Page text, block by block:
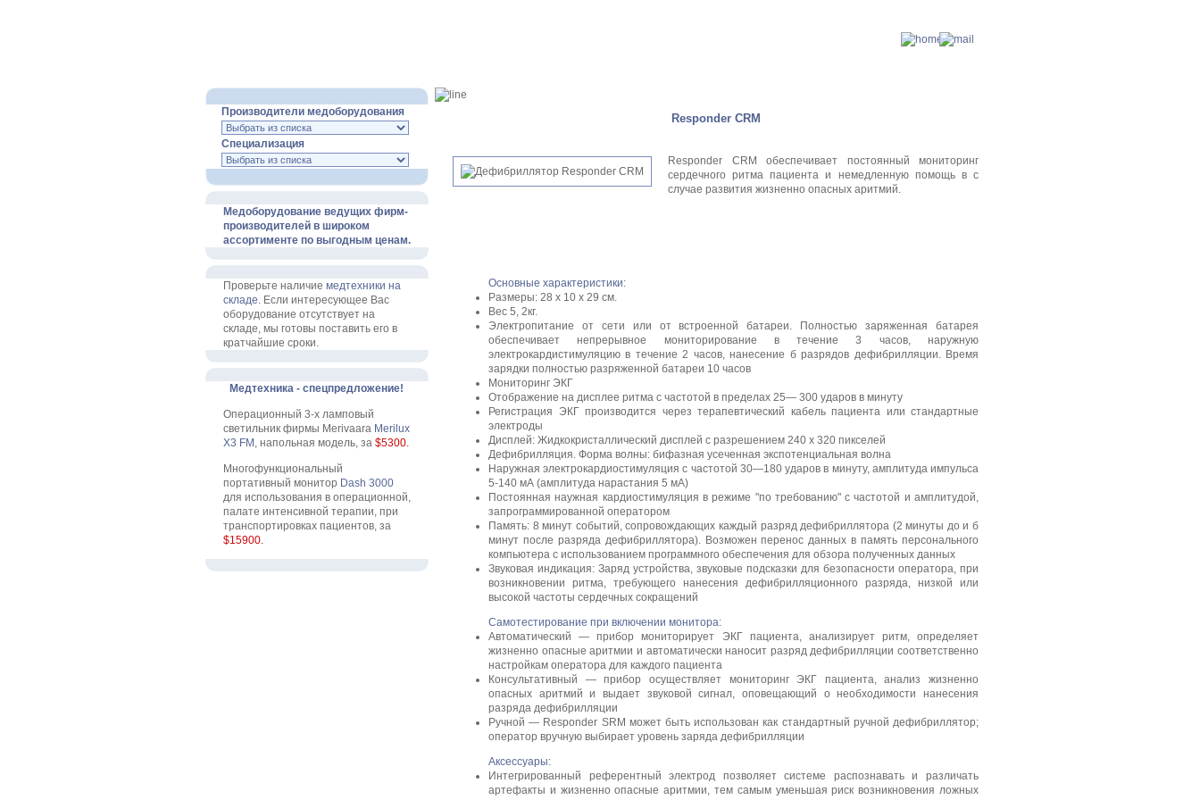
Производители медоборудования
Специализация
Медоборудование ведущих фирм-
производителей в широком
ассортименте по выгодным ценам.
Проверьте наличие медтехники на
складе. Если интересующее Вас
оборудование отсутствует на
складе, мы готовы поставить его в
кратчайшие сроки.
Медтехника - спецпредложение!
Операционный 3-х ламповый
светильник фирмы Merivaara Merilux
X3 FM , напольная модель, за $5300.
Многофункциональный
портативный монитор Dash 3000
для использования в операционной,
палате интенсивной терапии, при
транспортировках пациентов, за
$15900.
Responder CRM
Responder CRM обеспечивает постоянный мониторинг
сердечного ритма пациента и немед­ленную помощь в с
случае развития жизненно опас­ных аритмий.
Основные характеристики:
Размеры: 28 х 10 х 29 см.
Вес 5, 2кг.
Электропитание от сети или от встроенной батареи. Полностью заряженная батарея
обеспечивает непрерывное мониторирование в течение 3 часов, наружную
электрокардистимуляцию в течение 2 часов, нанесение б разрядов дефибрилляции. Время
зарядки полностью разряженной батареи 10 часов
Мониторинг ЭКГ
Отображение на дисплее ритма с частотой в пределах 25— 300 ударов в минуту
Регистрация ЭКГ производится через терапевтический кабель пациента или стандартные
электроды
Дисплей: Жидкокристаллический дисплей с разрешением 240 х 320 пикселей
Дефибрилляция. Форма волны: бифазная усеченная экспотенциальная волна
Наружная электрокардиостимуляция с частотой 30—180 уда­ров в минуту, амплитуда импульса
5-140 мА (амплитуда нарас­тания 5 мА)
Постоянная наужная кардиостимуляция в режиме "по тре­бованию" с частотой и амплитудой,
запрограммированной оператором
Память: 8 минут событий, сопровождающих каждый разряд дефи­бриллятора (2 минуты до и б
минут после разряда дефиб­риллятора). Возможен перенос данных в память персонального
компь­ютера с использованием программного обеспечения для обзора полученных данных
Звуковая индикация: Заряд устройства, звуковые подсказки для безопасности оператора, при
возникновении ритма, требующего нанесе­ния дефибрилляционного разряда, низкой или
высокой ча­стоты сердечных сокращений
Самотестирование при включении монитора:
Автоматический — прибор мониторирует ЭКГ пациента, анализирует ритм, определяет
жизненно опасные аритмии и автоматически наносит разряд дефибрилляции соответст­венно
настройкам оператора для каждого пациента
Консультативный — прибор осуществляет мониторинг ЭКГ пациента, анализ жизненно
опасных аритмий и выдает зву­ковой сигнал, оповещающий о необходимости нанесения
разряда дефибрилляции
Ручной — Responder SRM может быть использован как стандартный ручной дефибриллятор;
оператор вручную вы­бирает уровень заряда дефибрилляции
Аксессуары:
Интегрированный референтный электрод позволяет сис­теме распознавать и различать
артефакты и жизненно опасные аритмии, тем самым уменьшая риск возникнове­ния ложных